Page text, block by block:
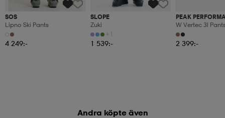
SOS
Lipno Ski Pants
4 249:-
SLOPE
Zuki
+1
1 539:-
PEAK
W Vertec 3l
2 399:-
Andra köpte även